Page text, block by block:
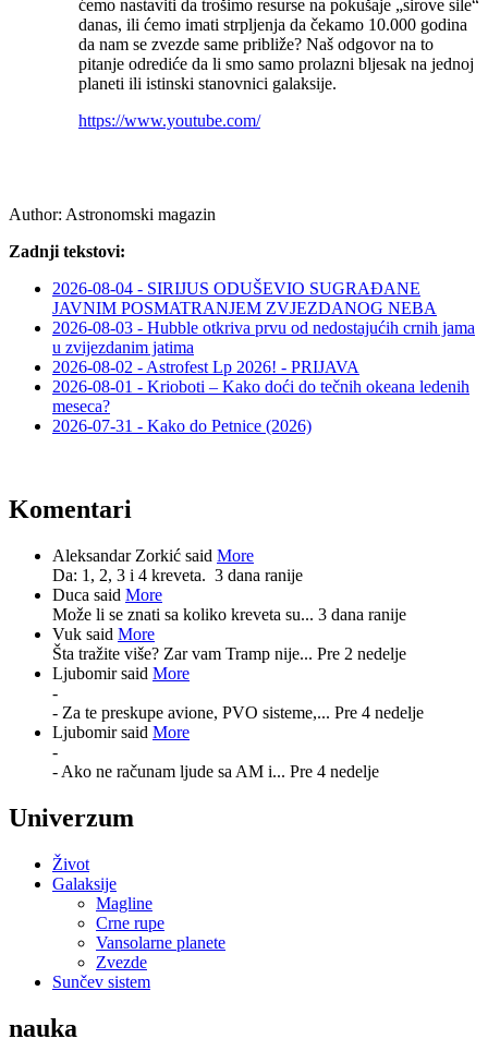
ćemo nastaviti da trošimo resurse na pokušaje „sirove sile“
danas, ili ćemo imati strpljenja da čekamo 10.000 godina
da nam se zvezde same približe? Naš odgovor na to
pitanje odrediće da li smo samo prolazni bljesak na jednoj
planeti ili istinski stanovnici galaksije.
https://www.youtube.com/
Author: Astronomski magazin
Zadnji tekstovi:
2026-08-04 - SIRIJUS ODUŠEVIO SUGRAĐANE
JAVNIM POSMATRANJEM ZVJEZDANOG NEBA
2026-08-03 - Hubble otkriva prvu od nedostajućih crnih jama
u zvijezdanim jatima
2026-08-02 - Astrofest Lp 2026! - PRIJAVA
2026-08-01 - Krioboti – Kako doći do tečnih okeana ledenih
meseca?
2026-07-31 - Kako do Petnice (2026)
Komentari
Aleksandar Zorkić said More
Da: 1, 2, 3 i 4 kreveta. 3 dana ranije
Duca said More
Može li se znati sa koliko kreveta su... 3 dana ranije
Vuk said More
Šta tražite više? Zar vam Tramp nije... Pre 2 nedelje
Ljubomir said More
-
- Za te preskupe avione, PVO sisteme,... Pre 4 nedelje
Ljubomir said More
-
- Ako ne računam ljude sa AM i... Pre 4 nedelje
Univerzum
Život
Galaksije
Magline
Crne rupe
Vansolarne planete
Zvezde
Sunčev sistem
nauka